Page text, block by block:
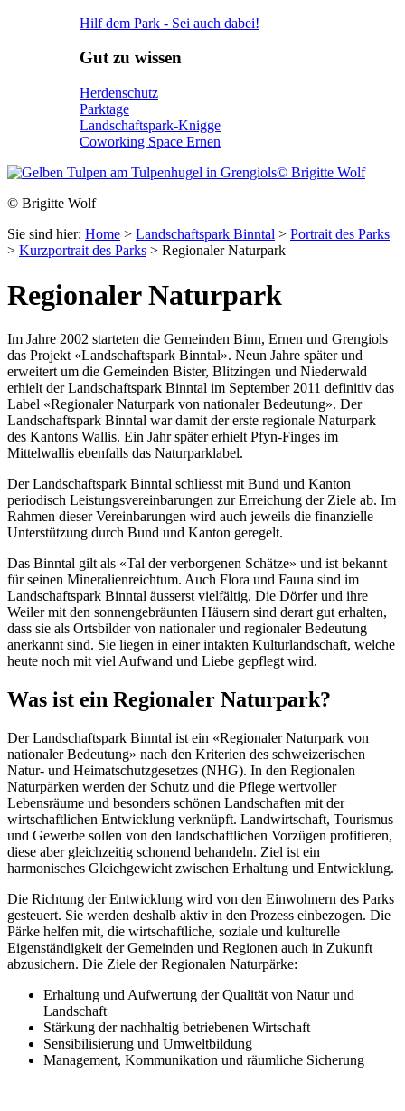
Hilf dem Park - Sei auch dabei!
Gut zu wissen
Herdenschutz
Parktage
Landschaftspark-Knigge
Coworking Space Ernen
© Brigitte Wolf
© Brigitte Wolf
Sie sind hier: Home > Landschaftspark Binntal > Portrait des Parks
> Kurzportrait des Parks > Regionaler Naturpark
Regionaler Naturpark
Im Jahre 2002 starteten die Gemeinden Binn, Ernen und Grengiols
das Projekt «Landschaftspark Binntal». Neun Jahre später und
erweitert um die Gemeinden Bister, Blitzingen und Niederwald
erhielt der Landschaftspark Binntal im September 2011 definitiv das
Label «Regionaler Naturpark von nationaler Bedeutung». Der
Landschaftspark Binntal war damit der erste regionale Naturpark
des Kantons Wallis. Ein Jahr später erhielt Pfyn-Finges im
Mittelwallis ebenfalls das Naturparklabel.
Der Landschaftspark Binntal schliesst mit Bund und Kanton
periodisch Leistungsvereinbarungen zur Erreichung der Ziele ab. Im
Rahmen dieser Vereinbarungen wird auch jeweils die finanzielle
Unterstützung durch Bund und Kanton geregelt.
Das Binntal gilt als «Tal der verborgenen Schätze» und ist bekannt
für seinen Mineralienreichtum. Auch Flora und Fauna sind im
Landschaftspark Binntal äusserst vielfältig. Die Dörfer und ihre
Weiler mit den sonnengebräunten Häusern sind derart gut erhalten,
dass sie als Ortsbilder von nationaler und regionaler Bedeutung
anerkannt sind. Sie liegen in einer intakten Kulturlandschaft, welche
heute noch mit viel Aufwand und Liebe gepflegt wird.
Was ist ein Regionaler Naturpark?
Der Landschaftspark Binntal ist ein «Regionaler Naturpark von
nationaler Bedeutung» nach den Kriterien des schweizerischen
Natur- und Heimatschutzgesetzes (NHG). In den Regionalen
Naturpärken werden der Schutz und die Pflege wertvoller
Lebensräume und besonders schönen Landschaften mit der
wirtschaftlichen Entwicklung verknüpft. Landwirtschaft, Tourismus
und Gewerbe sollen von den landschaftlichen Vorzügen profitieren,
diese aber gleichzeitig schonend behandeln. Ziel ist ein
harmonisches Gleichgewicht zwischen Erhaltung und Entwicklung.
Die Richtung der Entwicklung wird von den Einwohnern des Parks
gesteuert. Sie werden deshalb aktiv in den Prozess einbezogen. Die
Pärke helfen mit, die wirtschaftliche, soziale und kulturelle
Eigenständigkeit der Gemeinden und Regionen auch in Zukunft
abzusichern. Die Ziele der Regionalen Naturpärke:
Erhaltung und Aufwertung der Qualität von Natur und
Landschaft
Stärkung der nachhaltig betriebenen Wirtschaft
Sensibilisierung und Umweltbildung
Management, Kommunikation und räumliche Sicherung